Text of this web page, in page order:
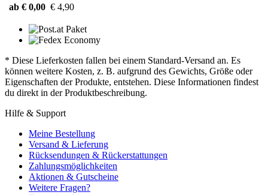
ab € 0,00 € 4,90
* Diese Lieferkosten fallen bei einem Standard-Versand an. Es
können weitere Kosten, z. B. aufgrund des Gewichts, Größe oder
Eigenschaften der Produkte, entstehen. Diese Informationen findest
du direkt in der Produktbeschreibung.
Hilfe & Support
Meine Bestellung
Versand & Lieferung
Rücksendungen & Rückerstattungen
Zahlungsmöglichkeiten
Aktionen & Gutscheine
Weitere Fragen?